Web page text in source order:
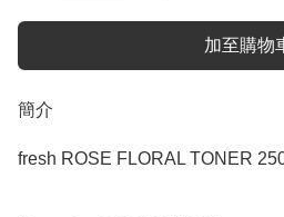
加至購物
簡介
fresh ROSE FLORAL TONER